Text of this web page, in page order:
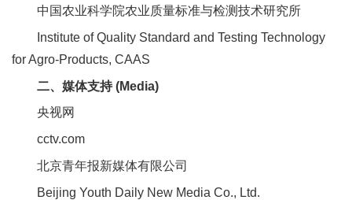
中国农业科学院农业质量标准与检测技术研究所
Institute of Quality Standard and Testing Technology
for Agro-Products, CAAS
二、媒体支持 (Media)
央视网
cctv.com
北京青年报新媒体有限公司
Beijing Youth Daily New Media Co., Ltd.‌